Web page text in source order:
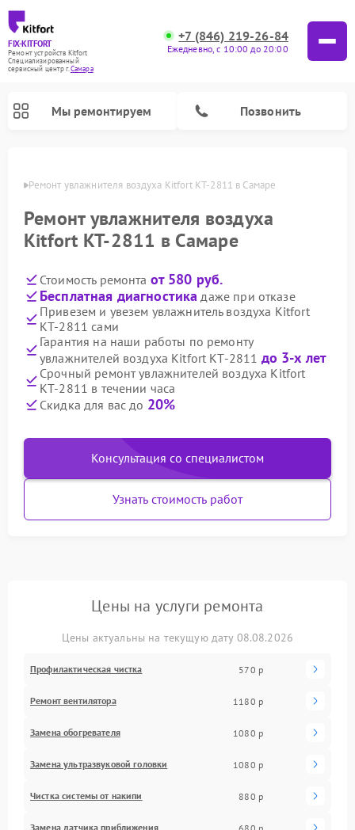
FIX-KITFORT
Ремонт устройств Kitfort
Специализированный
cервисный центр г.Самара
+7 (846) 219-26-84
Ежедневно, с 10:00 до 20:00
Мы ремонтируем Позвонить
Ремонт увлажнителя воздуха Kitfort КТ-2811 в Самаре
Ремонт увлажнителя воздуха
Kitfort КТ-2811 в Самаре
Стоимость ремонта от 580 руб.
Бесплатная диагностика даже при отказе
Привезем и увезем увлажнитель воздуха Kitfort
КТ-2811 сами
Гарантия на наши работы по ремонту
увлажнителей воздуха Kitfort КТ-2811 до 3-х лет
Срочный ремонт увлажнителей воздуха Kitfort
КТ-2811 в течении часа
Скидка для вас до 20%
Консультация со специалистом
Узнать стоимость работ
Цены на услуги ремонта
Цены актуальны на текущую дату 08.08.2026
Профилактическая чистка 570 р
Ремонт вентилятора 1180 р
Замена обогревателя 1080 р
Замена ультразвуковой головки 1080 р
Чистка системы от накипи 880 р
Замена датчика приближения 680 р